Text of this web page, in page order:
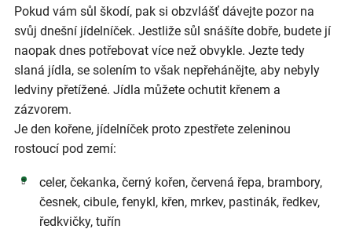
Pokud vám sůl škodí, pak si obzvlášť dávejte pozor na
svůj dnešní jídelníček. Jestliže sůl snášíte dobře, budete jí
naopak dnes potřebovat více než obvykle. Jezte tedy
slaná jídla, se solením to však nepřehánějte, aby nebyly
ledviny přetížené. Jídla můžete ochutit křenem a
zázvorem.
Je den kořene, jídelníček proto zpestřete zeleninou
rostoucí pod zemí:
celer, čekanka, černý kořen, červená řepa, brambory,
česnek, cibule, fenykl, křen, mrkev, pastinák, ředkev,
ředkvičky, tuřín